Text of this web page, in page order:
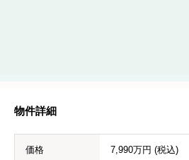
物件詳細
価格 7,990万円 (税込)